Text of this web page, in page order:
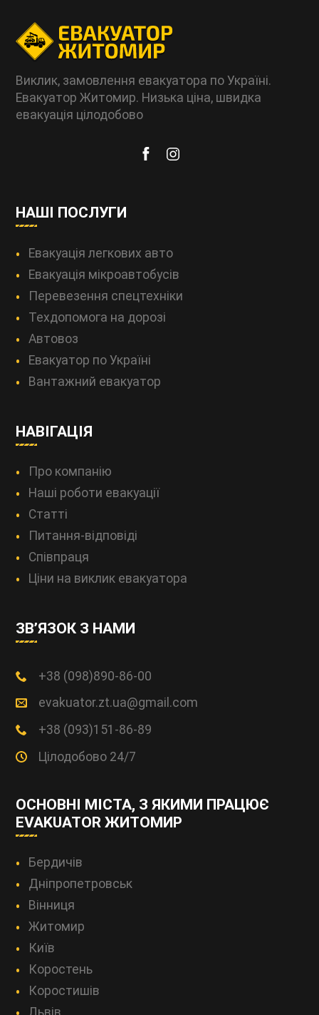
Виклик, замовлення евакуатора по Україні.
Евакуатор Житомир. Низька ціна, швидка
евакуація цілодобово
НАШІ ПОСЛУГИ
Евакуація легкових авто
Евакуація мікроавтобусів
Перевезення спецтехніки
Техдопомога на дорозі
Автовоз
Евакуатор по Україні
Вантажний евакуатор
НАВІГАЦІЯ
Про компанію
Наші роботи евакуації
Статті
Питання-відповіді
Співпраця
Ціни на виклик евакуатора
ЗВ’ЯЗОК З НАМИ
+38 (098)890-86-00
evakuator.zt.ua@gmail.com
+38 (093)151-86-89
Цілодобово 24/7
ОСНОВНІ МІСТА, З ЯКИМИ ПРАЦЮЄ
EVAKUATOR ЖИТОМИР
Бердичів
Дніпропетровськ
Вінниця
Житомир
Київ
Коростень
Коростишів
Львів